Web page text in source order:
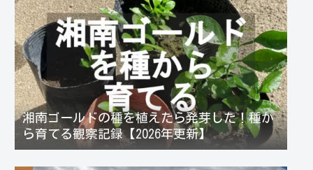
湘南ゴールドの種を植えたら発芽した！種か
ら育てる観察記録【2026年更新】